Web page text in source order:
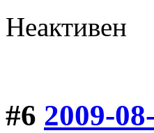
Неактивен
#6 2009-